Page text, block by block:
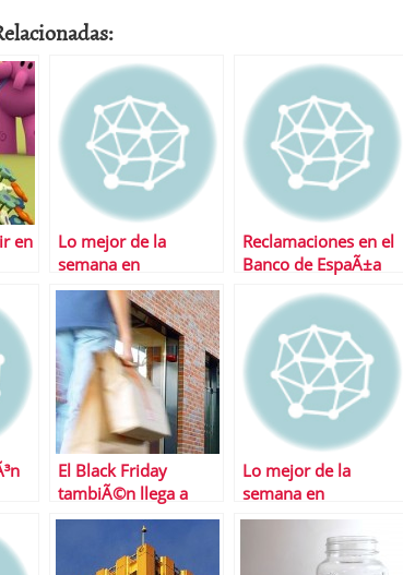
en
Lo mejor de la
semana en
Financialred
Reclamaciones en el
Banco de EspaÃ±a
El Black Friday
tambiÃ©n llega a
EspaÃ±a
Lo mejor de la
semana en
Financialred